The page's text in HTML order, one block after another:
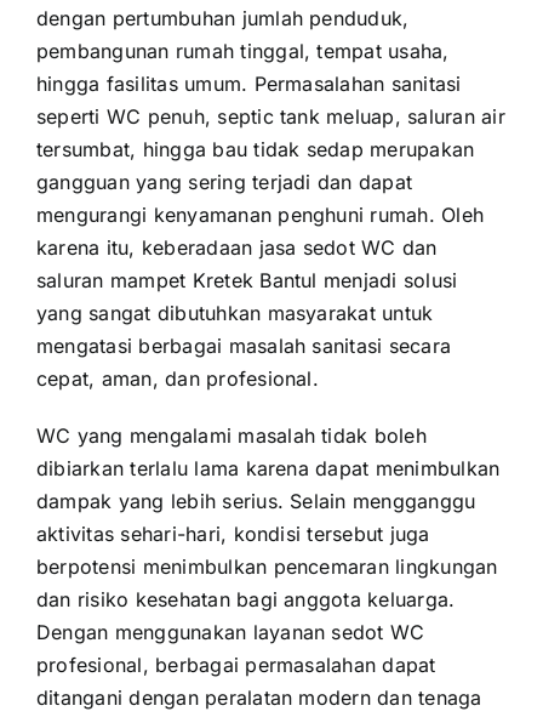
dengan pertumbuhan jumlah penduduk,
pembangunan rumah tinggal, tempat usaha,
hingga fasilitas umum. Permasalahan sanitasi
seperti WC penuh, septic tank meluap, saluran air
tersumbat, hingga bau tidak sedap merupakan
gangguan yang sering terjadi dan dapat
mengurangi kenyamanan penghuni rumah. Oleh
karena itu, keberadaan jasa sedot WC dan
saluran mampet Kretek Bantul menjadi solusi
yang sangat dibutuhkan masyarakat untuk
mengatasi berbagai masalah sanitasi secara
cepat, aman, dan profesional.
WC yang mengalami masalah tidak boleh
dibiarkan terlalu lama karena dapat menimbulkan
dampak yang lebih serius. Selain mengganggu
aktivitas sehari-hari, kondisi tersebut juga
berpotensi menimbulkan pencemaran lingkungan
dan risiko kesehatan bagi anggota keluarga.
Dengan menggunakan layanan sedot WC
profesional, berbagai permasalahan dapat
ditangani dengan peralatan modern dan tenaga